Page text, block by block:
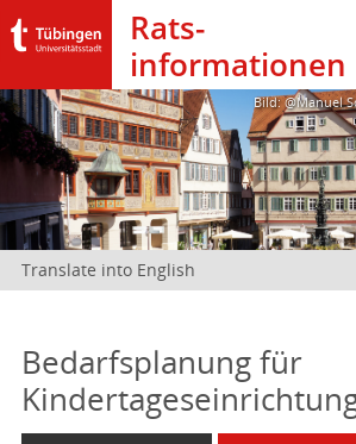
Rats­
informationen
Bild: @Manuel
Translate into English
Bedarfsplanung für